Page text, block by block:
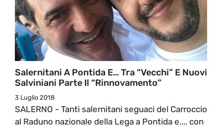
Salernitani A Pontida E… Tra “vecchi” E Nuovi
Salviniani Parte Il “rinnovamento”
3 Luglio 2018
SALERNO - Tanti salernitani seguaci del Carroccio
al Raduno nazionale della Lega a Pontida e.... con